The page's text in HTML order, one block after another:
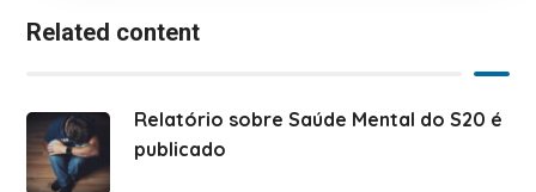
Related content
Relatório sobre Saúde Mental do S20 é
publicado